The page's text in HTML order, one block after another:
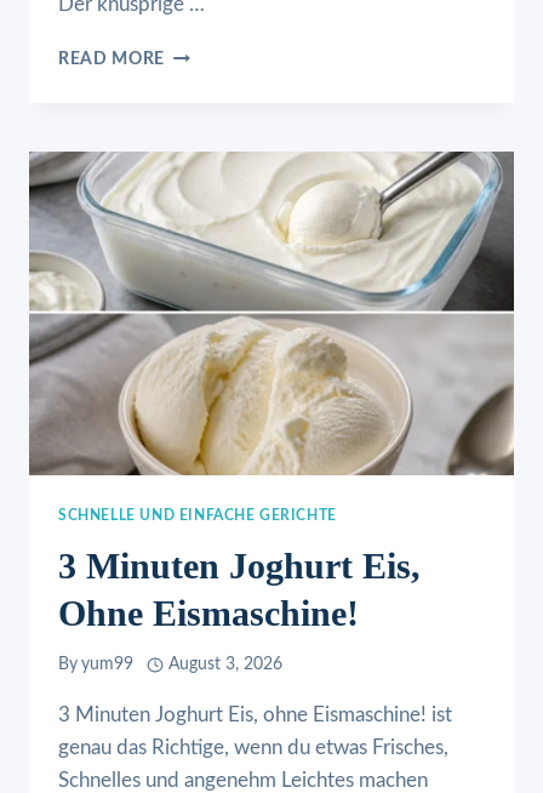
Der knusprige …
READ MORE BLÄTTERTEIGSTANGEN
KÄSE
SCHNELLE UND EINFACHE GERICHTE
3 Minuten Joghurt Eis,
Ohne Eismaschine!
By yum99 August 3, 2026
3 Minuten Joghurt Eis, ohne Eismaschine! ist
genau das Richtige, wenn du etwas Frisches,
Schnelles und angenehm Leichtes machen